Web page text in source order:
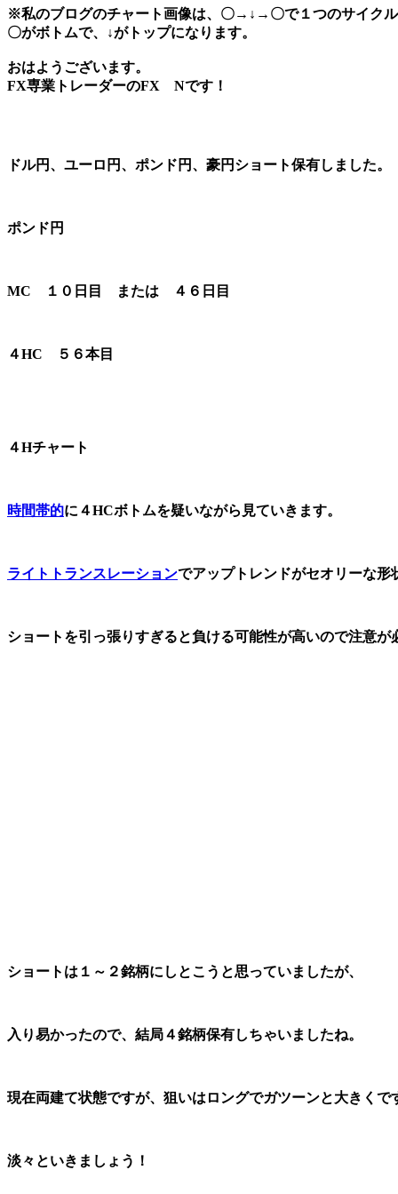
※私のブログのチャート画像は、〇→↓→〇で１つのサイクル
〇がボトムで、↓がトップになります。
おはようございます。
FX専業トレーダーのFX Nです！
ドル円、ユーロ円、ポンド円、豪円ショート保有しました。
ポンド円
MC １０日目 または ４６日目
４HC ５６本目
４Hチャート
時間帯的に４HCボトムを疑いながら見ていきます。
ライトトランスレーションでアップトレンドがセオリーな形
ショートを引っ張りすぎると負ける可能性が高いので注意が
ショートは１～２銘柄にしとこうと思っていましたが、
入り易かったので、結局４銘柄保有しちゃいましたね。
現在両建て状態ですが、狙いはロングでガツーンと大きくで
淡々といきましょう！